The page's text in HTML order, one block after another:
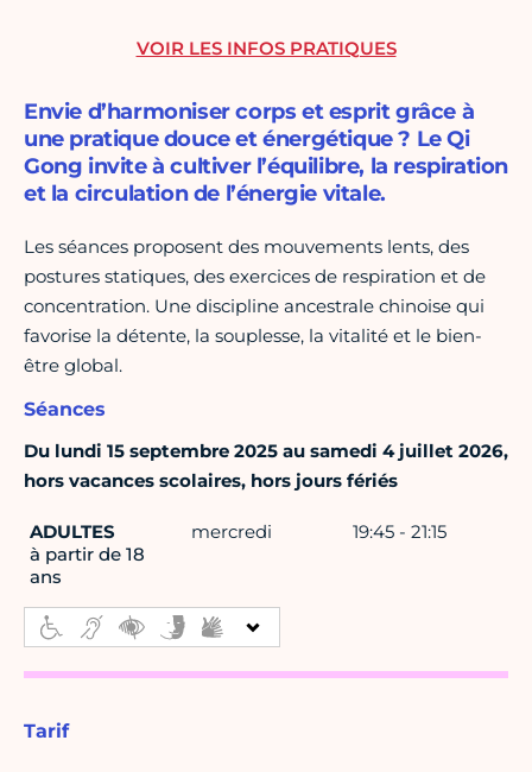
Envie d’harmoniser corps et esprit grâce à
une pratique douce et énergétique ? Le Qi
Gong invite à cultiver l’équilibre, la respiration
et la circulation de l’énergie vitale.
Les séances proposent des mouvements lents, des
postures statiques, des exercices de respiration et de
concentration. Une discipline ancestrale chinoise qui
favorise la détente, la souplesse, la vitalité et le bien-
être global.
Séances
Du lundi 15 septembre 2025 au samedi 4 juillet 2026,
hors vacances scolaires, hors jours fériés
ADULTES
à partir de 18
ans
mercredi 19:45 - 21:15
Tarif
VOIR LES INFOS PRATIQUES